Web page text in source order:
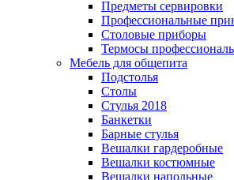
Предметы сервировки
Профессиональные
Столовые приборы
Термосы
Мебель для общепита
Подстолья
Столы
Стулья 2018
Банкетки
Барные стулья
Вешалки гардеробные
Вешалки костюмные
Вешалки напольные